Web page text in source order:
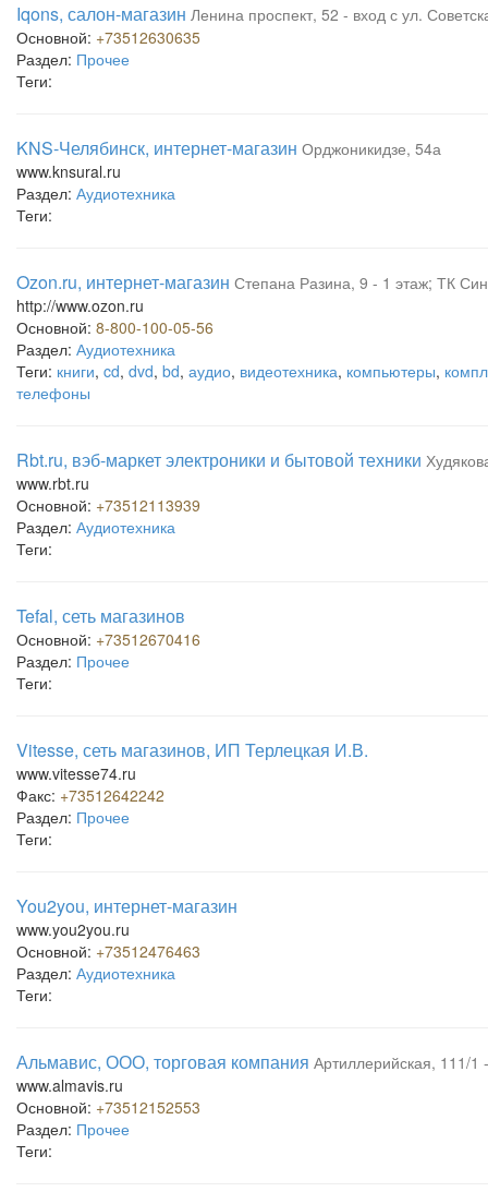
Iqons, салон-магазин Ленина проспект, 52 - вход с ул.
Основной: +73512630635
Раздел: Прочее
Теги:
KNS-Челябинск, интернет-магазин Орджоникидзе, 54а
www.knsural.ru
Раздел: Аудиотехника
Теги:
Ozon.ru, интернет-магазин Степана Разина, 9 - 1 этаж; ТК
http://www.ozon.ru
Основной: 8-800-100-05-56
Раздел: Аудиотехника
Теги: книги, cd, dvd, bd, аудио, видеотехника, компьютеры,
телефоны
Rbt.ru, вэб-маркет электроники и бытовой техники
www.rbt.ru
Основной: +73512113939
Раздел: Аудиотехника
Теги:
Tefal, сеть магазинов
Основной: +73512670416
Раздел: Прочее
Теги:
Vitesse, сеть магазинов, ИП Терлецкая И.В.
www.vitesse74.ru
Факс: +73512642242
Раздел: Прочее
Теги:
You2you, интернет-магазин
www.you2you.ru
Основной: +73512476463
Раздел: Аудиотехника
Теги:
Альмавис, ООО, торговая компания Артиллерийская, 111/
www.almavis.ru
Основной: +73512152553
Раздел: Прочее
Теги: